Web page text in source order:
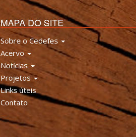
MAPA DO SITE
Sobre o Cedefes
Acervo
Notícias
Projetos
Links úteis
Contato